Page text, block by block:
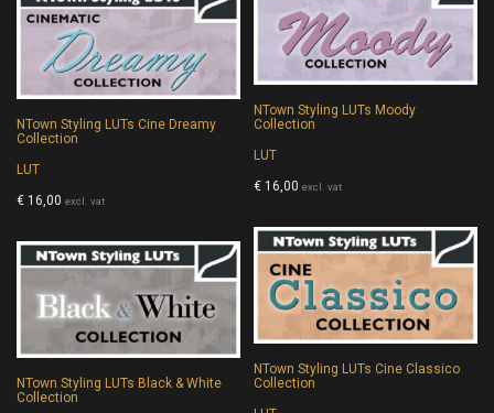
NTown Styling LUTs Moody
Collection
LUT
€ 16,00 excl. vat
NTown Styling LUTs Cine Dreamy
Collection
LUT
€ 16,00 excl. vat
NTown Styling LUTs Cine Classico
Collection
NTown Styling LUTs Black & White
Collection